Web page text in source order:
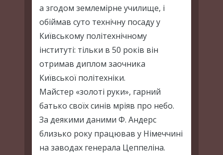
а згодом землемірне училище, і
обіймав суто технічну посаду у
Київському політехнічному
інституті: тільки в 50 років він
отримав диплом заочника
Київської політехніки.
Майстер «золоті руки», гарний
батько своїх синів мріяв про небо.
За деякими даними Ф. Андерс
близько року працював у Німеччині
на заводах генерала Цеппеліна.